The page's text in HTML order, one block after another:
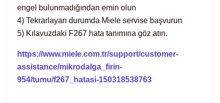
engel bulunmadığından emin olun
4) Tekrarlayan durumda Miele servise başvurun
5) Kılavuzdaki F267 hata tanımına göz atın.
https://www.miele.com.tr/support/customer-
assistance/mikrodalga_firin-
954/tumu/f267_hatasi-150318538763